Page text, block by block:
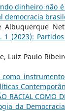
dinheiro não
democracia
1 (2023):
Luiz Paulo
como
RACIAL COMO
da